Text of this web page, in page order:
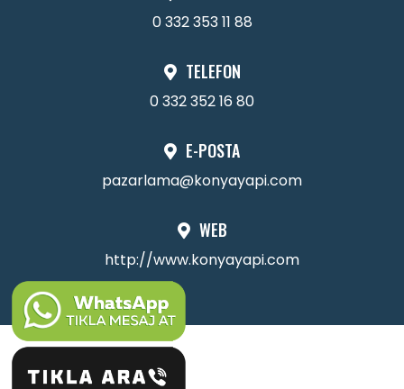
0 332 353 11 88
TELEFON
0 332 352 16 80
E-POSTA
pazarlama@konyayapi.com
WEB
http://www.konyayapi.com